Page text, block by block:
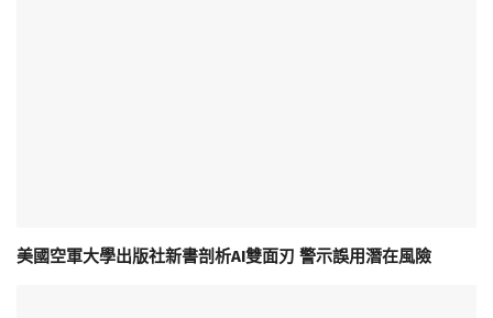
美國空軍大學出版社新書剖析AI雙面刃 警示誤用潛在風險